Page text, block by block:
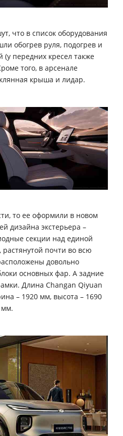
что в список оборудования
обогрев руля, подогрев и
(у передних кресел также
того, в арсенале
крыша и лидар.
то ее оформили в новом
дизайна экстерьера –
секции над единой
почти во всю
довольно
основных фар. А задние
Длина Changan Qiyuan
– 1920 мм, высота – 1690
мм.